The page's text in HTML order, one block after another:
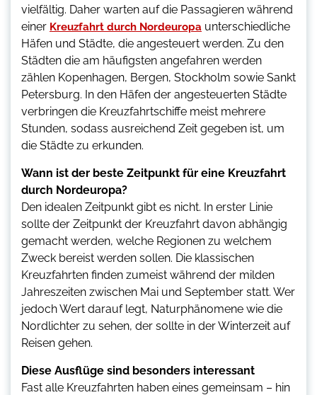
vielfältig. Daher warten auf die Passagieren während
einer Kreuzfahrt durch Nordeuropa unterschiedliche
Häfen und Städte, die angesteuert werden. Zu den
Städten die am häufigsten angefahren werden
zählen Kopenhagen, Bergen, Stockholm sowie Sankt
Petersburg. In den Häfen der angesteuerten Städte
verbringen die Kreuzfahrtschiffe meist mehrere
Stunden, sodass ausreichend Zeit gegeben ist, um
die Städte zu erkunden.
Wann ist der beste Zeitpunkt für eine Kreuzfahrt
durch Nordeuropa?
Den idealen Zeitpunkt gibt es nicht. In erster Linie
sollte der Zeitpunkt der Kreuzfahrt davon abhängig
gemacht werden, welche Regionen zu welchem
Zweck bereist werden sollen. Die klassischen
Kreuzfahrten finden zumeist während der milden
Jahreszeiten zwischen Mai und September statt. Wer
jedoch Wert darauf legt, Naturphänomene wie die
Nordlichter zu sehen, der sollte in der Winterzeit auf
Reisen gehen.
Diese Ausflüge sind besonders interessant
Fast alle Kreuzfahrten haben eines gemeinsam – hin